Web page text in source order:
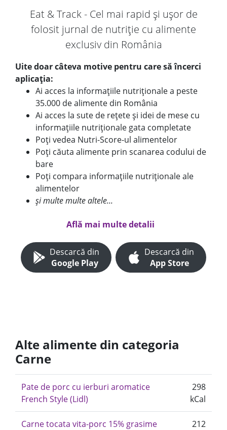
Eat & Track - Cel mai rapid și ușor de
folosit jurnal de nutriție cu alimente
exclusiv din România
Uite doar câteva motive pentru care să încerci
aplicația:
Ai acces la informațiile nutriționale a peste
35.000 de alimente din România
Ai acces la sute de rețete și idei de mese cu
informațiile nutriționale gata completate
Poți vedea Nutri-Score-ul alimentelor
Poți căuta alimente prin scanarea codului de
bare
Poți compara informațiile nutriționale ale
alimentelor
și multe multe altele...
Află mai multe detalii
Descarcă din
Google Play
Descarcă din
App Store
Alte alimente din categoria
Carne
Pate de porc cu ierburi aromatice
French Style (Lidl)
298
kCal
Carne tocata vita-porc 15% grasime
212